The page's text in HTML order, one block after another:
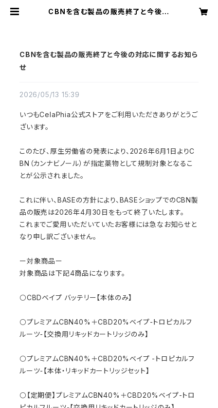
CBNを含む製品の販売終了と今後の
CBNを含む製品の販売終了と今後の対応に関するお知ら
せ
2026/05/13 15:39
いつもCelaPhia公式ストアをご利用いただきありがとうご
ざいます。
このたび、厚生労働省の発表により、2026年6月1日よりC
BN（カンナビノール）が指定薬物として規制対象となるこ
とが公示されました。
これに伴い、BASEの方針により、BASEショップでのCBN製
品の販売は2026年4月30日をもって終了いたします。
これまでご愛用いただいていたお客様には急なお知らせと
なり申し訳ございません。
ー対象商品ー
対象商品は下記4商品になります。
⚪CBDベイプ バッテリー【本体のみ】
⚪プレミアムCBN40%＋CBD20%ベイプ-トロピカルフ
ルーツ-【交換用リキッドカートリッジのみ】
⚪プレミアムCBN40%＋CBD20%ベイプ -トロピカルフ
ルーツ-【本体・リキッドカートリッジセット】
⚪【定期便】プレミアムCBN40%＋CBD20%ベイプ-トロ